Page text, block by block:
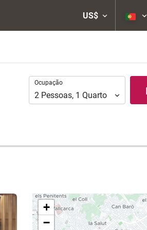
US$
Ocupação
Ocupação
2 Pessoas, 1 Quarto
+
−